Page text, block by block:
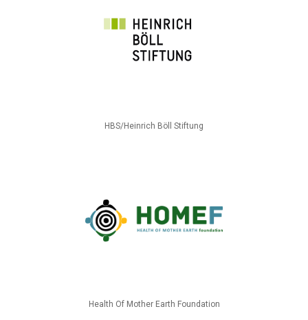
HBS/Heinrich Böll Stiftung
Health Of Mother Earth Foundation